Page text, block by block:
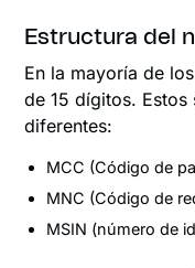
Estructura del
En la mayoría de
de 15 dígitos.
diferentes:
MCC (Código de
MNC (Código de
MSIN (número de